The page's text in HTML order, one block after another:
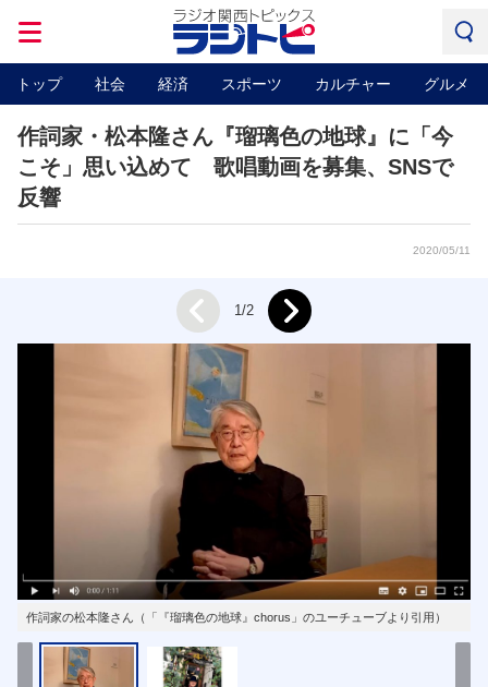
トップ 社会 経済 スポーツ カルチャー グルメ
作詞家・松本隆さん『瑠璃色の地球』に「今
こそ」思い込めて 歌唱動画を募集、SNSで
反響
2020/05/11
作詞家の松本隆さん（「『瑠璃色の地球』chorus」のユーチューブより引用）
Prev 1/2 Next